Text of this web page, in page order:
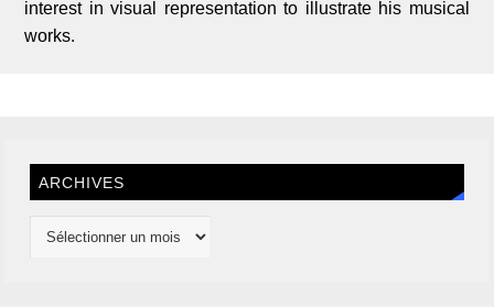
interest in visual representation to illustrate his musical
works.
ARCHIVES